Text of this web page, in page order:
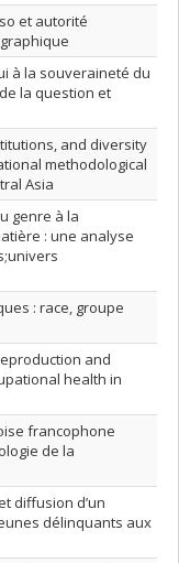
et autorité
à la souveraineté du
la question et
and diversity
methodological
Asia
genre à la
: une analyse
: race, groupe
and
health in
francophone
de la
diffusion d’un
délinquants aux